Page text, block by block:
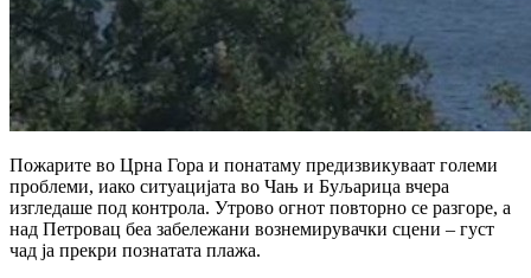
Пожарите во Црна Гора и понатаму предизвикуваат големи
проблеми, иако ситуацијата во Чањ и Буљарица вчера
изгледаше под контрола. Утрово огнот повторно се разгоре, а
над Петровац беа забележани вознемирувачки сцени – густ
чад ја прекри познатата плажа.